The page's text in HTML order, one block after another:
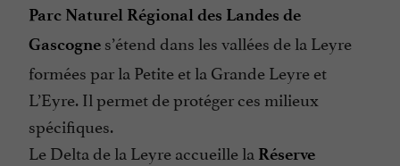
Parc Naturel Régional des Landes de
Gascogne s’étend dans les vallées de la Leyre
formées par la Petite et la Grande Leyre et
L’Eyre. Il permet de protéger ces milieux
spécifiques.
Le Delta de la Leyre accueille la Réserve